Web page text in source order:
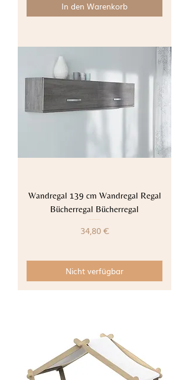
In den Warenkorb
Wandregal 139 cm Wandregal Regal
Bücherregal Bücherregal
Preis
34,80 €
Nicht verfügbar